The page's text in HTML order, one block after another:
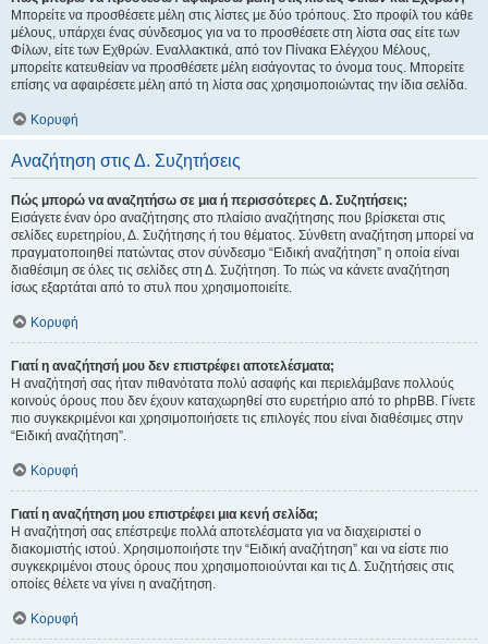
Μπορείτε να προσθέσετε μέλη στις λίστες με δύο τρόπους. Στο προφίλ του κάθε
μέλους, υπάρχει ένας σύνδεσμος για να το προσθέσετε στη λίστα σας είτε των
Φίλων, είτε των Εχθρών. Εναλλακτικά, από τον Πίνακα Ελέγχου Μέλους,
μπορείτε κατευθείαν να προσθέσετε μέλη εισάγοντας το όνομα τους. Μπορείτε
επίσης να αφαιρέσετε μέλη από τη λίστα σας χρησιμοποιώντας την ίδια σελίδα.
Κορυφή
Αναζήτηση στις Δ. Συζητήσεις
Πώς μπορώ να αναζητήσω σε μια ή περισσότερες Δ. Συζητήσεις;
Εισάγετε έναν όρο αναζήτησης στο πλαίσιο αναζήτησης που βρίσκεται στις
σελίδες ευρετηρίου, Δ. Συζήτησης ή του θέματος. Σύνθετη αναζήτηση μπορεί να
πραγματοποιηθεί πατώντας στον σύνδεσμο “Ειδική αναζήτηση” η οποία είναι
διαθέσιμη σε όλες τις σελίδες στη Δ. Συζήτηση. Το πώς να κάνετε αναζήτηση
ίσως εξαρτάται από το στυλ που χρησιμοποιείτε.
Κορυφή
Γιατί η αναζήτησή μου δεν επιστρέφει αποτελέσματα;
Η αναζήτησή σας ήταν πιθανότατα πολύ ασαφής και περιελάμβανε πολλούς
κοινούς όρους που δεν έχουν καταχωρηθεί στο ευρετήριο από το phpBB. Γίνετε
πιο συγκεκριμένοι και χρησιμοποιήσετε τις επιλογές που είναι διαθέσιμες στην
“Ειδική αναζήτηση”.
Κορυφή
Γιατί η αναζήτηση μου επιστρέφει μια κενή σελίδα;
Η αναζήτησή σας επέστρεψε πολλά αποτελέσματα για να διαχειριστεί ο
διακομιστής ιστού. Χρησιμοποιήστε την “Ειδική αναζήτηση” και να είστε πιο
συγκεκριμένοι στους όρους που χρησιμοποιούνται και τις Δ. Συζητήσεις στις
οποίες θέλετε να γίνει η αναζήτηση.
Κορυφή